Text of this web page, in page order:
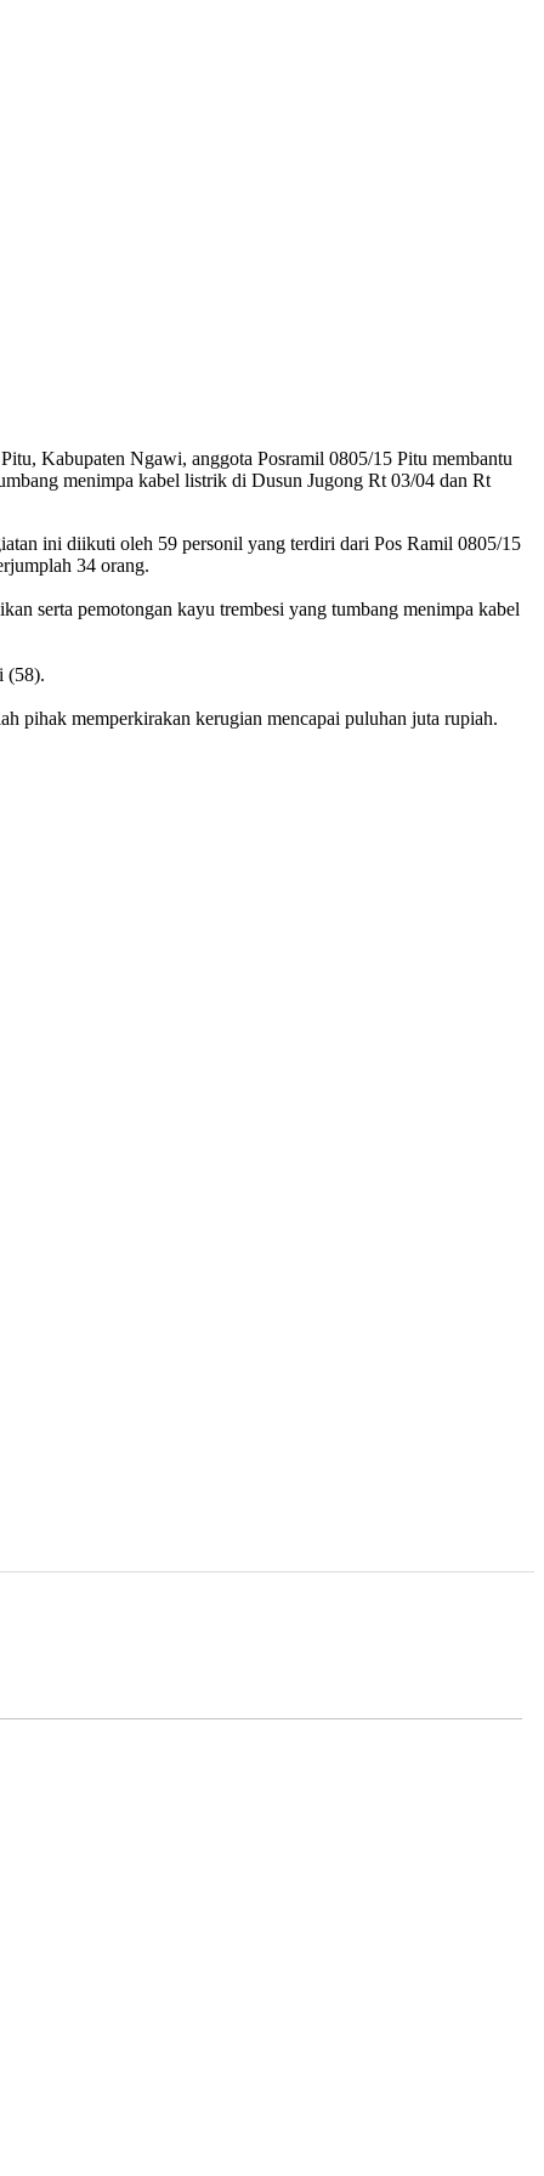
Kabupaten Ngawi, anggota Posramil 0805/15 Pitu membantu
menimpa kabel listrik di Dusun Jugong Rt 03/04 dan Rt
ini diikuti oleh 59 personil yang terdiri dari Pos Ramil 0805/15
34 orang.
serta pemotongan kayu trembesi yang tumbang menimpa kabel
(58).
pihak memperkirakan kerugian mencapai puluhan juta rupiah.